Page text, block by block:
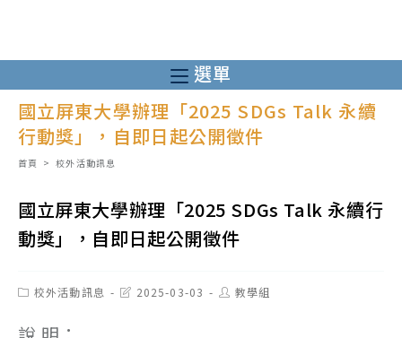
至
主
選單
國立屏東大學辦理「2025 SDGs Talk 永續
行動獎」，自即日起公開徵件
首頁 > 校外活動訊息
國立屏東大學辦理「2025 SDGs Talk 永續行
動獎」，自即日起公開徵件
Post校外活動訊息
Post2025-03-03
Post教學組